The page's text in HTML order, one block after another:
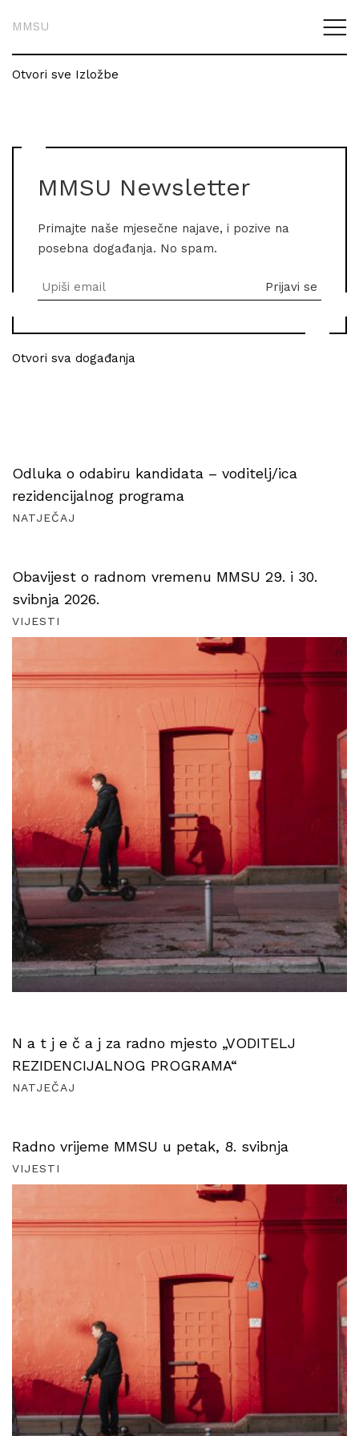
MMSU
Otvori sve Izložbe
MMSU Newsletter
Primajte naše mjesečne najave, i pozive na
posebna događanja. No spam.
Otvori sva događanja
Odluka o odabiru kandidata – voditelj/ica
rezidencijalnog programa
NATJEČAJ
Obavijest o radnom vremenu MMSU 29. i 30.
svibnja 2026.
VIJESTI
N a t j e č a j za radno mjesto „VODITELJ
REZIDENCIJALNOG PROGRAMA“
NATJEČAJ
Radno vrijeme MMSU u petak, 8. svibnja
VIJESTI